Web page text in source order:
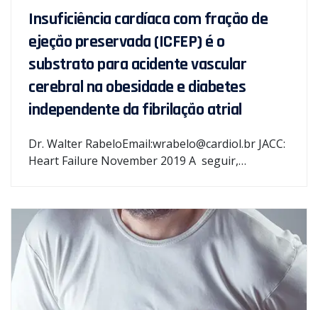
Insuficiência cardíaca com fração de
ejeção preservada (ICFEP) é o
substrato para acidente vascular
cerebral na obesidade e diabetes
independente da fibrilação atrial
Dr. Walter RabeloEmail:wrabelo@cardiol.br JACC:
Heart Failure November 2019 A seguir,…